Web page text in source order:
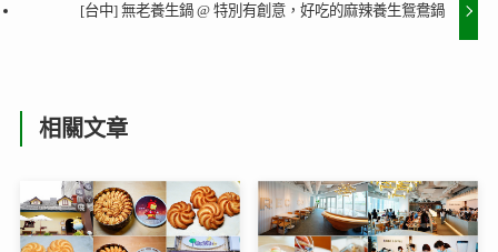
[台中] 無老養生鍋 @ 特別有創意，好吃的麻辣養生鴛鴦鍋
相關文章